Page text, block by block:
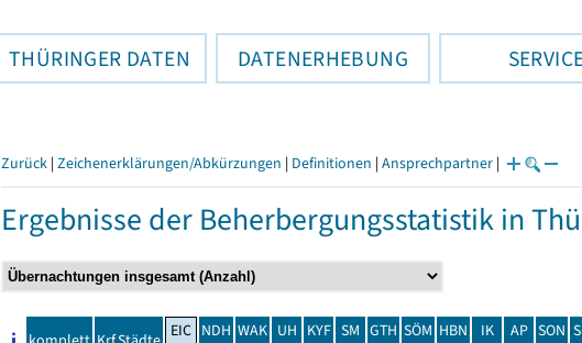
THÜRINGER DATEN DATENERHEBUNG
Zurück | Zeichenerklärungen/Abkürzungen | Definitionen | Ansprechpartner |
Ergebnisse der Beherbergungsstatistik in
EIC NDH WAK UH KYF SM GTH SÖM HBN
IK
AP SON